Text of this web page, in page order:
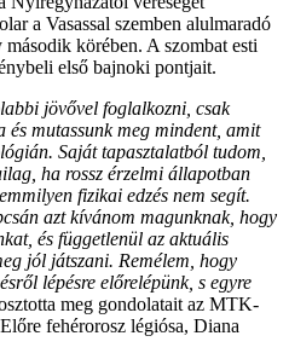
a Vasassal szemben alulmaradó
körében. A szombat esti
első bajnoki pontjait.
jövővel foglalkozni, csak
mutassunk meg mindent, amit
Saját tapasztalatból tudom,
ha rossz érzelmi állapotban
fizikai edzés nem segít.
azt kívánom magunknak, hogy
és függetlenül az aktuális
jól játszani. Remélem, hogy
lépésre előrelépünk, s egyre
meg gondolatait az MTK-
fehérorosz légiósa, Diana